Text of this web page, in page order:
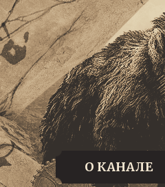
О КАНАЛЕ